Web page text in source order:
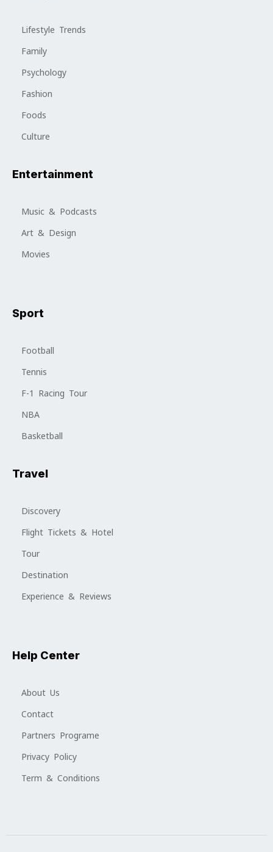
Lifestyle Trends
Family
Psychology
Fashion
Foods
Culture
Entertainment
Music & Podcasts
Art & Design
Movies
Sport
Football
Tennis
F-1 Racing Tour
NBA
Basketball
Travel
Discovery
Flight Tickets & Hotel
Tour
Destination
Experience & Reviews
Help Center
About Us
Contact
Partners Programe
Privacy Policy
Term & Conditions